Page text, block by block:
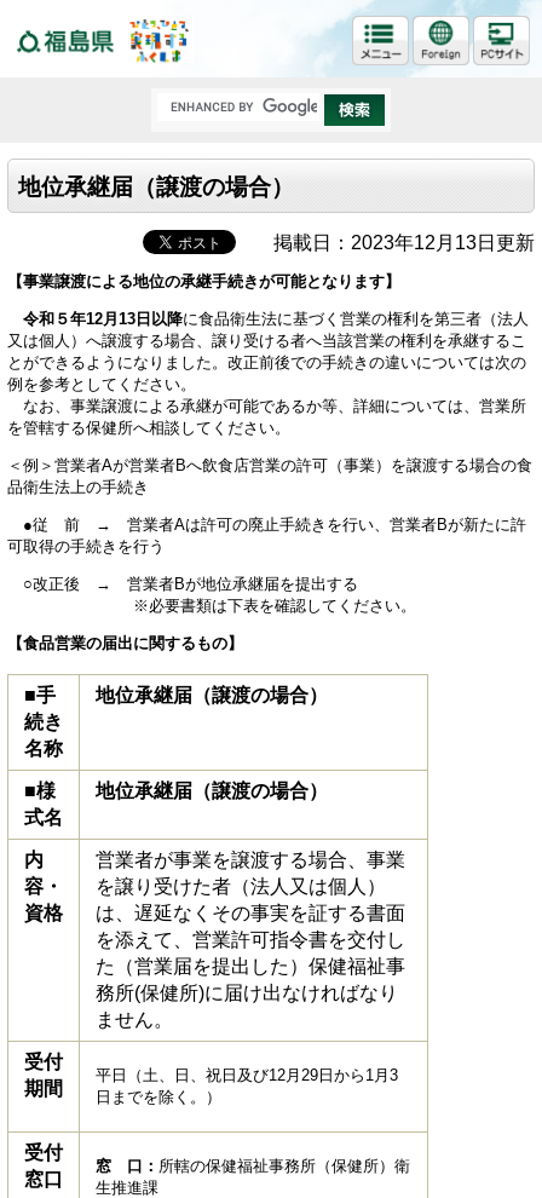
地位承継届（譲渡の場合）
掲載日：2023年12月13日更新
【事業譲渡による地位の承継手続きが可能となります】
令和５年12月13日以降に食品衛生法に基づく営業の権利を第三者（法人
又は個人）へ譲渡する場合、譲り受ける者へ当該営業の権利を承継するこ
とができるようになりました。改正前後での手続きの違いについては次の
例を参考としてください。
なお、事業譲渡による承継が可能であるか等、詳細については、営業所
を管轄する保健所へ相談してください。
＜例＞営業者Aが営業者Bへ飲食店営業の許可（事業）を譲渡する場合の食
品衛生法上の手続き
●従 前 → 営業者Aは許可の廃止手続きを行い、営業者Bが新たに許
可取得の手続きを行う
○改正後 → 営業者Bが地位承継届を提出する
※必要書類は下表を確認してください。
【食品営業の届出に関するもの】
■手
続き
名称
地位承継届（譲渡の場合）
■様
式名
地位承継届（譲渡の場合）
内
容・
資格
営業者が事業を譲渡する場合、事業
を譲り受けた者（法人又は個人）
は、遅延なくその事実を証する書面
を添えて、営業許可指令書を交付し
た（営業届を提出した）保健福祉事
務所(保健所)に届け出なければなり
ません。
受付
期間
平日（土、日、祝日及び12月29日から1月3
日までを除く。）
受付
窓口
窓 口： 所轄の保健福祉事務所（保健所）衛
生推進課